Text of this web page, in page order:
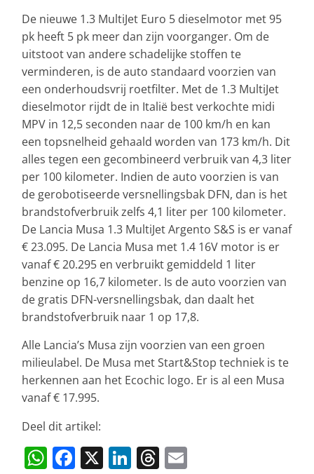
De nieuwe 1.3 MultiJet Euro 5 dieselmotor met 95
pk heeft 5 pk meer dan zijn voorganger. Om de
uitstoot van andere schadelijke stoffen te
verminderen, is de auto standaard voorzien van
een onderhoudsvrij roetfilter. Met de 1.3 MultiJet
dieselmotor rijdt de in Italië best verkochte midi
MPV in 12,5 seconden naar de 100 km/h en kan
een topsnelheid gehaald worden van 173 km/h. Dit
alles tegen een gecombineerd verbruik van 4,3 liter
per 100 kilometer. Indien de auto voorzien is van
de gerobotiseerde versnellingsbak DFN, dan is het
brandstofverbruik zelfs 4,1 liter per 100 kilometer.
De Lancia Musa 1.3 MultiJet Argento S&S is er vanaf
€ 23.095. De Lancia Musa met 1.4 16V motor is er
vanaf € 20.295 en verbruikt gemiddeld 1 liter
benzine op 16,7 kilometer. Is de auto voorzien van
de gratis DFN-versnellingsbak, dan daalt het
brandstofverbruik naar 1 op 17,8.
Alle Lancia’s Musa zijn voorzien van een groen
milieulabel. De Musa met Start&Stop techniek is te
herkennen aan het Ecochic logo. Er is al een Musa
vanaf € 17.995.
Deel dit artikel:
W F X Li T